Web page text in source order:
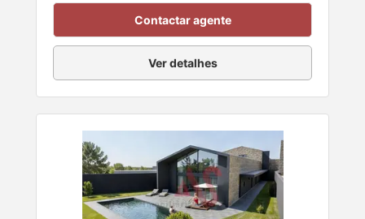
Contactar agente
Ver detalhes